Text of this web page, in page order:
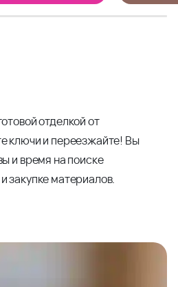
отделкой от
ключи и переезжайте! Вы
и время на поиске
закупке материалов.